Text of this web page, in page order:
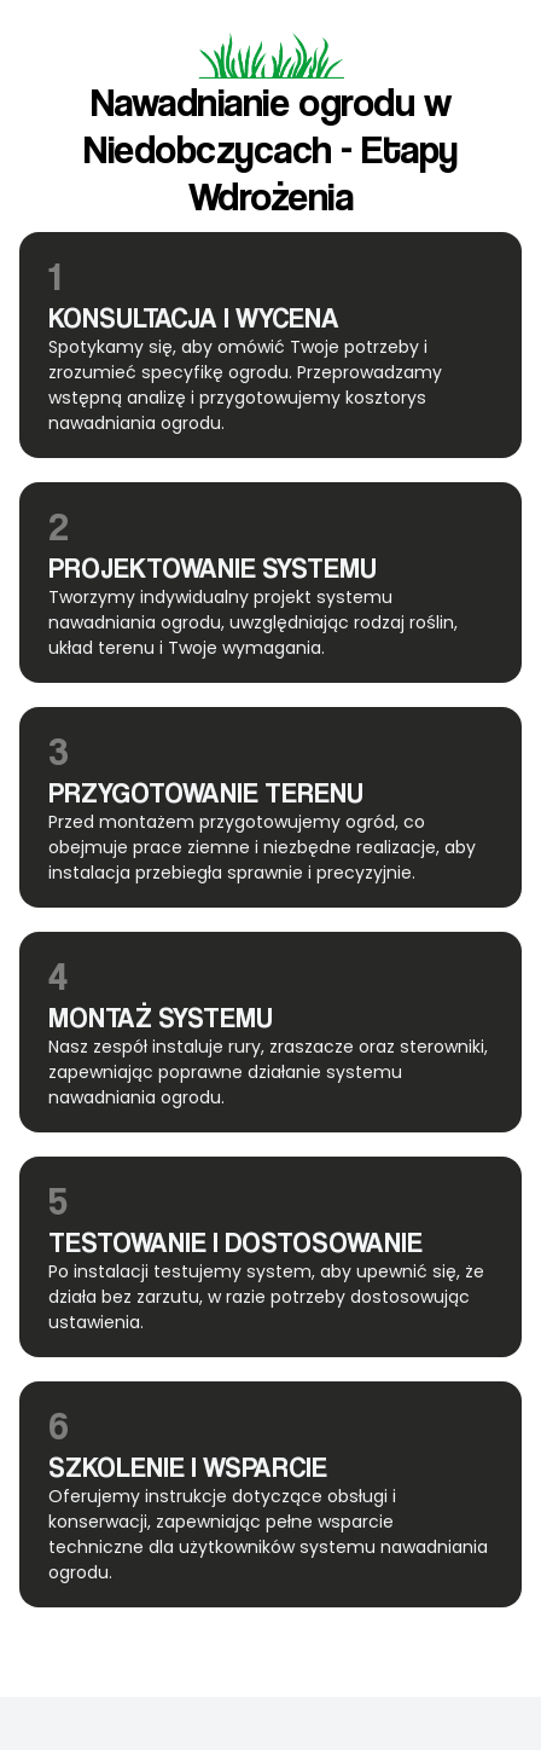
Nawadnianie ogrodu w
Niedobczycach - Etapy
Wdrożenia
1
KONSULTACJA I WYCENA
Spotykamy się, aby omówić Twoje potrzeby i
zrozumieć specyfikę ogrodu. Przeprowadzamy
wstępną analizę i przygotowujemy kosztorys
nawadniania ogrodu.
2
PROJEKTOWANIE SYSTEMU
Tworzymy indywidualny projekt systemu
nawadniania ogrodu, uwzględniając rodzaj roślin,
układ terenu i Twoje wymagania.
3
PRZYGOTOWANIE TERENU
Przed montażem przygotowujemy ogród, co
obejmuje prace ziemne i niezbędne realizacje, aby
instalacja przebiegła sprawnie i precyzyjnie.
4
MONTAŻ SYSTEMU
Nasz zespół instaluje rury, zraszacze oraz sterowniki,
zapewniając poprawne działanie systemu
nawadniania ogrodu.
5
TESTOWANIE I DOSTOSOWANIE
Po instalacji testujemy system, aby upewnić się, że
działa bez zarzutu, w razie potrzeby dostosowując
ustawienia.
6
SZKOLENIE I WSPARCIE
Oferujemy instrukcje dotyczące obsługi i
konserwacji, zapewniając pełne wsparcie
techniczne dla użytkowników systemu nawadniania
ogrodu.